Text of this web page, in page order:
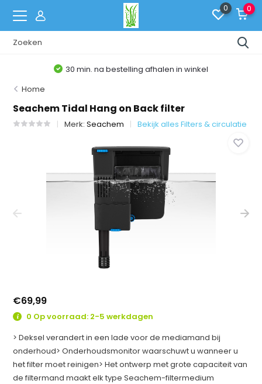
0 0
30 min. na bestelling afhalen in winkel
Home
Seachem Tidal Hang on Back filter
Merk:Seachem Bekijk alles Filters & circulatie
€69,99
0 Op voorraad: 2-5 werkdagen
> Deksel verandert in een lade voor de mediamand bij
onderhoud> Onderhoudsmonitor waarschuwt u wanneer u
het filter moet reinigen> Het ontwerp met grote capaciteit van
de filtermand maakt elk type Seachem-filtermedium